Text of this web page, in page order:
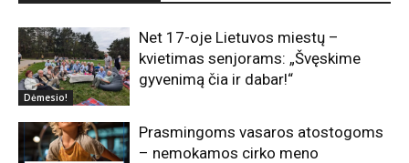
Dėmesio!
Net 17-oje Lietuvos miestų –
kvietimas senjorams: „Švęskime
gyvenimą čia ir dabar!“
Prasmingoms vasaros atostogoms
– nemokamos cirko meno